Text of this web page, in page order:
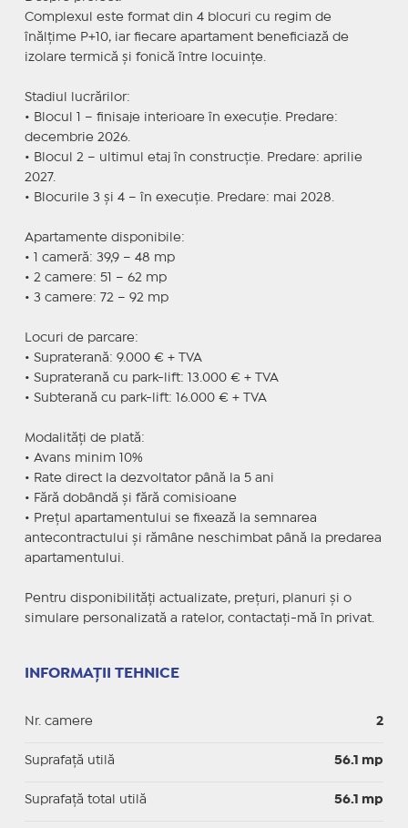
Complexul este format din 4 blocuri cu regim de
înălțime P+10, iar fiecare apartament beneficiază de
izolare termică și fonică între locuințe.
Stadiul lucrărilor:
• Blocul 1 – finisaje interioare în execuție. Predare:
decembrie 2026.
• Blocul 2 – ultimul etaj în construcție. Predare: aprilie
2027.
• Blocurile 3 și 4 – în execuție. Predare: mai 2028.
Apartamente disponibile:
• 1 cameră: 39,9 – 48 mp
• 2 camere: 51 – 62 mp
• 3 camere: 72 – 92 mp
Locuri de parcare:
• Supraterană: 9.000 € + TVA
• Supraterană cu park-lift: 13.000 € + TVA
• Subterană cu park-lift: 16.000 € + TVA
Modalități de plată:
• Avans minim 10%
• Rate direct la dezvoltator până la 5 ani
• Fără dobândă și fără comisioane
• Prețul apartamentului se fixează la semnarea
antecontractului și rămâne neschimbat până la predarea
apartamentului.
Pentru disponibilități actualizate, prețuri, planuri și o
simulare personalizată a ratelor, contactați-mă în privat.
INFORMAȚII TEHNICE
Nr. camere 2
Suprafaţă utilă 56.1 mp
Suprafaţă total utilă 56.1 mp